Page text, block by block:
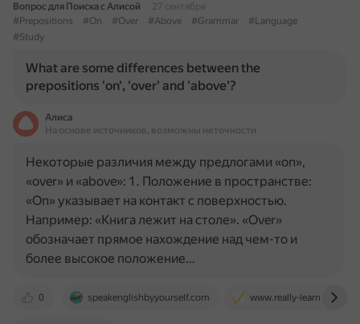
Вопрос для Поиска с Алисой
27 сентября
#Prepositions
#On #Over #Above #Grammar
#Language
#Study
What are some differences between the
prepositions 'on', 'over' and 'above'?
Алиса
На основе источников, возможны неточности
0 speakenglishbyyourself.com www.really-learn-
Некоторые различия между предлогами «on»,
«over» и «above»: 1. Положение в пространстве:
«On» указывает на контакт с поверхностью.
Например: «Книга лежит на столе». «Over»
обозначает прямое нахождение над чем-то и
более высокое положение…